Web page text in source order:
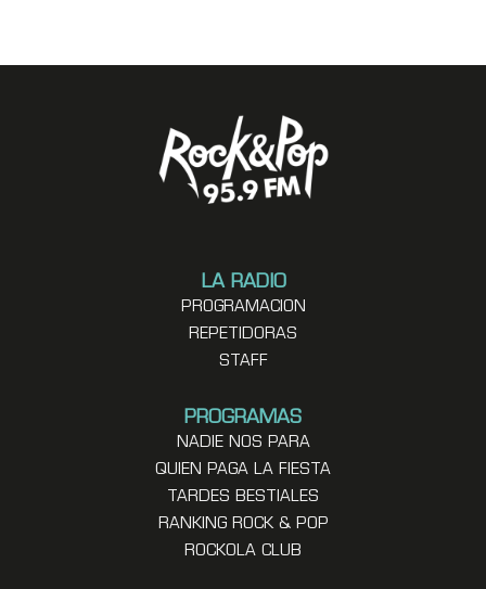
LA RADIO
PROGRAMACION
REPETIDORAS
STAFF
PROGRAMAS
NADIE NOS PARA
QUIEN PAGA LA FIESTA
TARDES BESTIALES
RANKING ROCK & POP
ROCKOLA CLUB